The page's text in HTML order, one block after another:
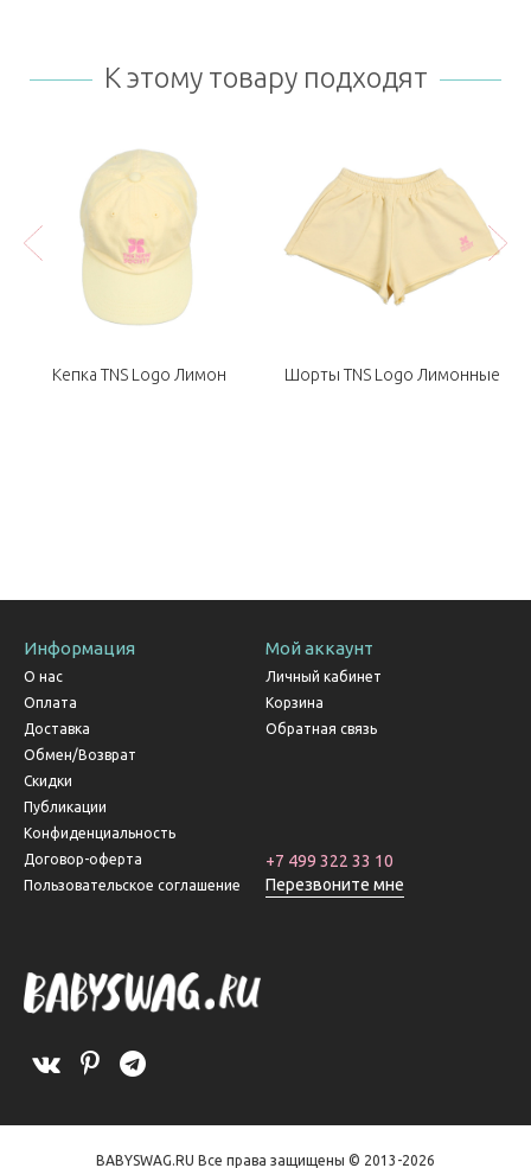
К этому товару подходят
Кепка TNS Logo Лимон Шорты TNS Logo Лимонные
Информация
О нас
Оплата
Доставка
Обмен/Возврат
Скидки
Публикации
Конфиденциальность
Договор-оферта
Пользовательское соглашение
Мой аккаунт
Личный кабинет
Корзина
Обратная связь
+7 499 322 33 10
Перезвоните мне
BABYSWAG.RU Все права защищены © 2013-2026